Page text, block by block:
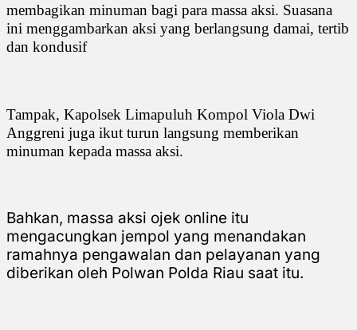
membagikan minuman bagi para massa aksi. Suasana
ini menggambarkan aksi yang berlangsung damai, tertib
dan kondusif
Tampak, Kapolsek Limapuluh Kompol Viola Dwi
Anggreni juga ikut turun langsung memberikan
minuman kepada massa aksi.
Bahkan, massa aksi ojek online itu
mengacungkan jempol yang menandakan
ramahnya pengawalan dan pelayanan yang
diberikan oleh Polwan Polda Riau saat itu.